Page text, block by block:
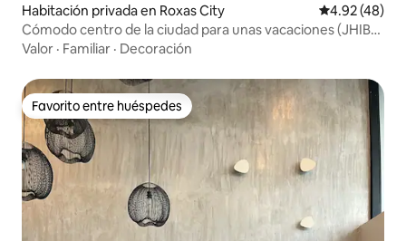
Habitación privada en Roxas City Calificación
4.92 (48)
Cómodo centro de la ciudad para unas vacaciones (JHIBs
Place)
Valor · Familiar · Decoración
Favorito entre huéspedes
Favorito entre huéspedes